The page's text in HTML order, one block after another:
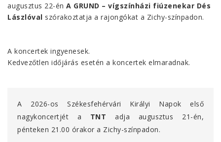
augusztus 22-én A GRUND – vígszínházi fiúzenekar Dés
Lászlóval szórakoztatja a rajongókat a Zichy-színpadon.
A koncertek ingyenesek.
Kedvezőtlen időjárás esetén a koncertek elmaradnak.
A 2026-os Székesfehérvári Királyi Napok első
nagykoncertjét a TNT adja augusztus 21-én,
pénteken 21.00 órakor a Zichy-színpadon.